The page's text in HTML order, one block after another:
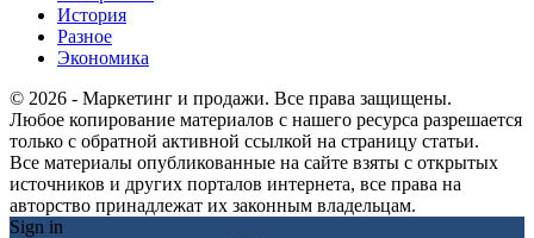
История
Разное
Экономика
© 2026 - Маркетинг и продажи. Все права защищены.
Любое копирование материалов с нашего ресурса разрешается
только с обратной активной ссылкой на страницу статьи.
Все материалы опубликованные на сайте взяты с открытых
источников и других порталов интернета, все права на
авторство принадлежат их законным владельцам.
Sign in